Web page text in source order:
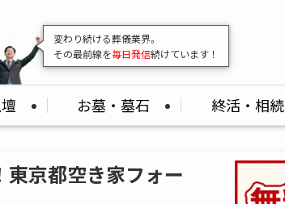
変わり続ける葬儀業界。
その最前線を毎日発信続けています！
お墓・墓石 終活・相続
京都空き家フォー